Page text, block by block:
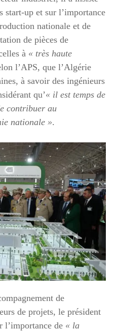
start-up et sur l’importance
nationale et de
de pièces de
à « très haute
l’APS, que l’Algérie
à savoir des ingénieurs
qu’« il est temps de
contribuer au
nationale ».
de
de projets, le président
l’importance de « la